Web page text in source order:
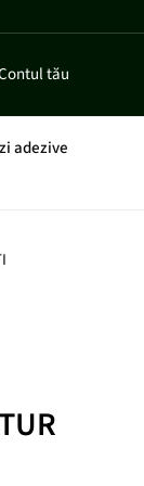
tău
adezive